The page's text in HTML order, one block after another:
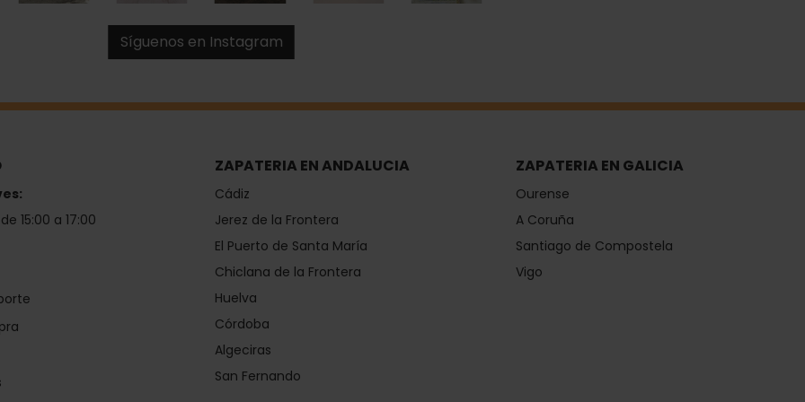
Síguenos en Instagram
15:00 a 17:00
ZAPATERIA EN ANDALUCIA
Cádiz
Jerez de la Frontera
El Puerto de Santa María
Chiclana de la Frontera
Huelva
Córdoba
Algeciras
San Fernando
ZAPATERIA EN GALICIA
Ourense
A Coruña
Santiago de Compostela
Vigo